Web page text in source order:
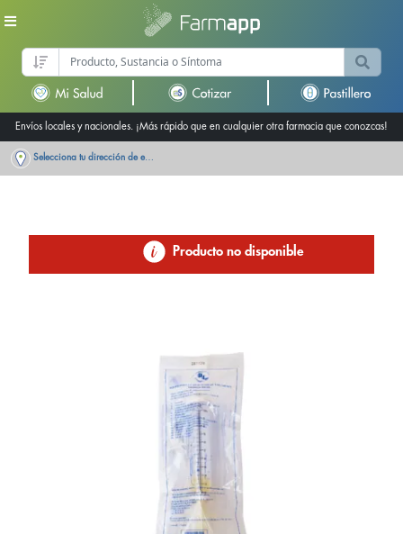
Envíos locales y nacionales. ¡Más rápido que en cualquier otra farmacia que conozcas!
Selecciona tu dirección de entrega
Producto no disponible